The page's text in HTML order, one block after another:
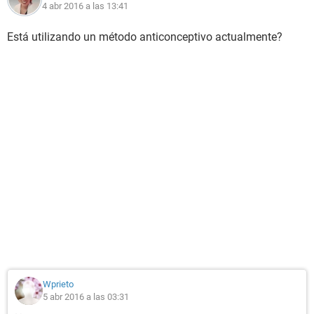
4 abr 2016 a las 13:41
Está utilizando un método anticonceptivo actualmente?
Wprieto
5 abr 2016 a las 03:31